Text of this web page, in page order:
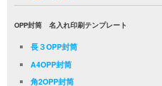
OPP封筒 名入れ印刷テンプレート
長３OPP封筒
A4OPP封筒
角2OPP封筒